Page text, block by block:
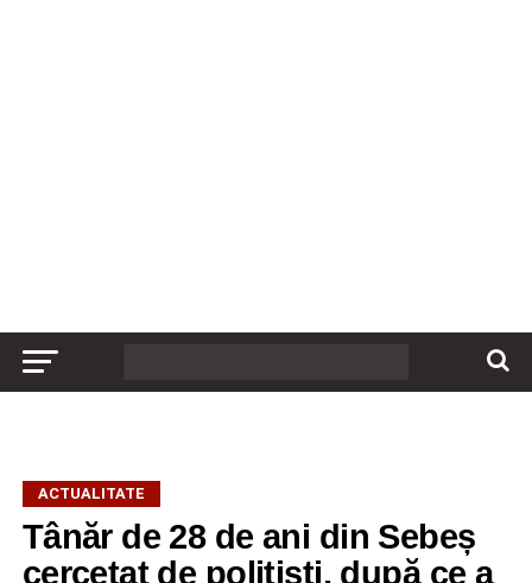
ACTUALITATE
Tânăr de 28 de ani din Sebeș
cercetat de polițiști, după ce a